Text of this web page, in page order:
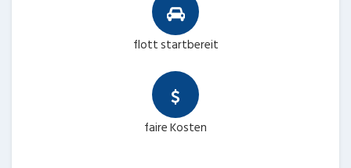
flott startbereit
faire Kosten